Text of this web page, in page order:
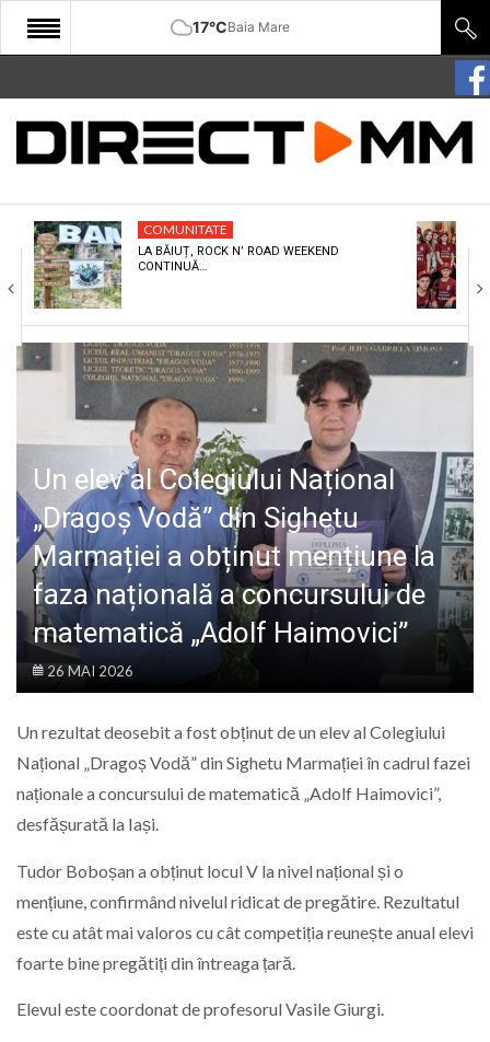
17°CBaia Mare
START
COMUNITATE
CULTURA
ECONOMIE
SANATATE
SPORT
SPECIAL
LIFE
COMUNITATE
LA BĂIUȚ, ROCK N’ ROAD WEEKEND
CONTINUĂ…
Un elev al Colegiului Național
„Dragoș Vodă” din Sighetu
Marmației a obținut mențiune la
faza națională a concursului de
matematică „Adolf Haimovici”
26 MAI 2026
Un rezultat deosebit a fost obținut de un elev al Colegiului
Național „Dragoș Vodă” din Sighetu Marmației în cadrul fazei
naționale a concursului de matematică „Adolf Haimovici”,
desfășurată la Iași.
Tudor Boboșana obținut locul V la nivel național și o
mențiune, confirmând nivelul ridicat de pregătire. Rezultatul
este cu atât mai valoros cu cât competiția reunește anual elevi
foarte bine pregătiți din întreaga țară.
Elevul este coordonat de profesorul VasileGiurgi.